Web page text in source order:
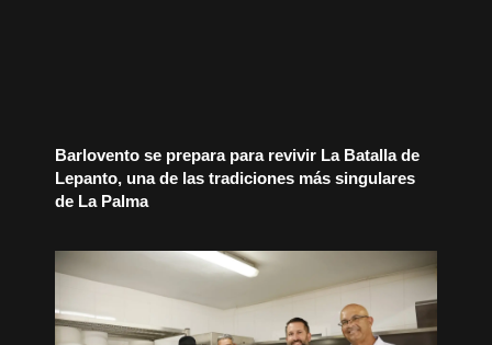
Barlovento se prepara para revivir La Batalla de
Lepanto, una de las tradiciones más singulares
de La Palma